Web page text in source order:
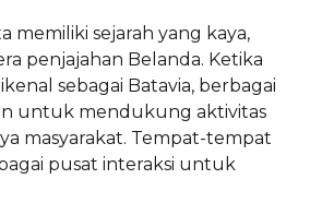
memiliki sejarah yang kaya,
penjajahan Belanda. Ketika
sebagai Batavia, berbagai
untuk mendukung aktivitas
masyarakat. Tempat-tempat
pusat interaksi untuk